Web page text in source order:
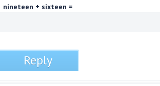
nineteen + sixteen =